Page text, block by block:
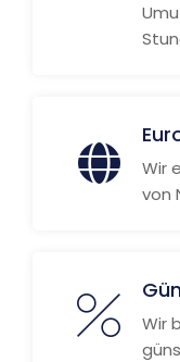
Wir
von
Wir